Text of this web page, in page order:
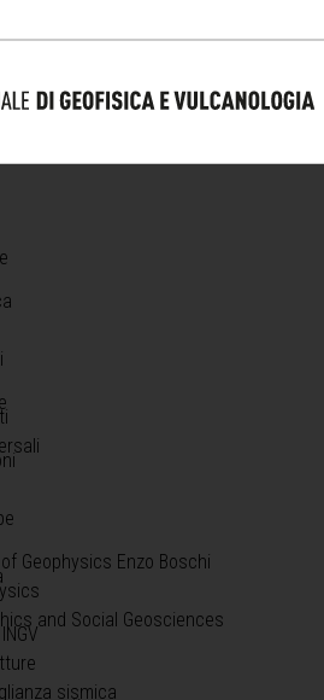
Geophysics Enzo Boschi
and Social Geosciences
sismica